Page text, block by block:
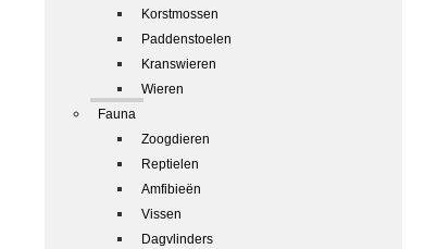
Korstmossen
Paddenstoelen
Kranswieren
Wieren
Fauna
Zoogdieren
Reptielen
Amfibieën
Vissen
Dagvlinders